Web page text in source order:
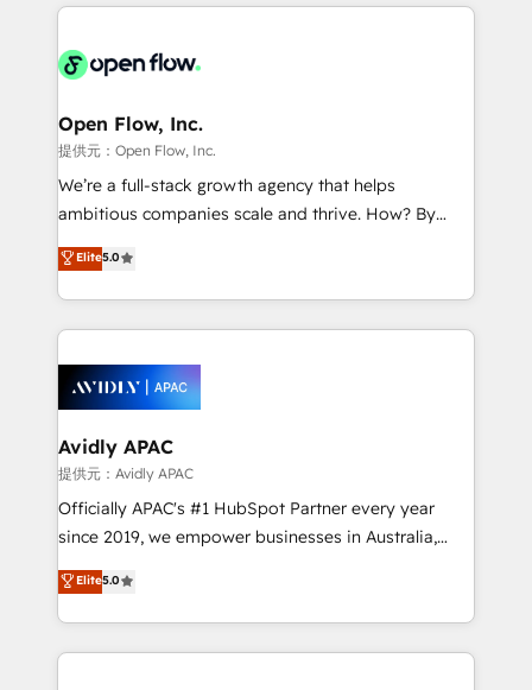
things are happening.
most effective way, while at the same time
integrated buyers journey. Elixir is located in
and Amsterdam. Elixir is a first mover and leader
when it comes to HubSpot sales and service
implementations, highly renowned for our business
acumen, process (re-)design experience and a
integrate HubSpot with complex solutions like SAP,
MicroSoft, custom solutions,... Our company also has
Retail execution, CPQ, customer portals and
HubSpot CMS developments. And we're champions
Open Flow, Inc.
提供元：Open Flow, Inc.
We’re a full-stack growth agency that helps
ambitious companies scale and thrive. How? By
upgrading and streamlining every single revenue-
generating aspect of your business. We’re proud
HubSpot Elite Solutions Partners and devout CRM
nerds who can harness HubSpot’s custom digital
experience. Working hand-in-hand with your team,
we’ll assemble a RevOps machine that drives more
traffic, generates better leads and crushes your
revenue goals. We've worked with thousands of
HubSpot customers and we'd love to work with you
too! Clients come to us for: Advanced CRM solutions
HubSpot Data System Migrations between systems
to HubSpot New lead generation strategies Time-
Elite5.0
Avidly APAC
提供元：Avidly APAC
Officially APAC's #1 HubSpot Partner every year
since 2019, we empower businesses in Australia,
New Zealand, and globally to realise their full
potential through enterprise HubSpot CRM
implementation. And we deliver best practice across
the whole HubSpot platform, covering marketing,
Elite5.0